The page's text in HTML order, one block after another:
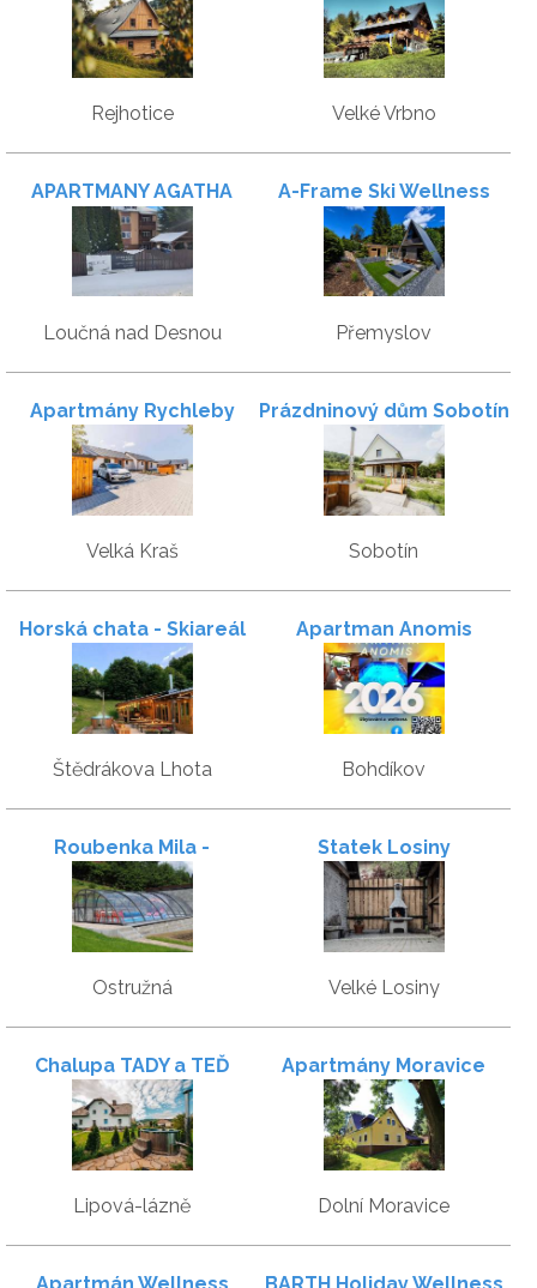
Rejhotice Velké Vrbno
APARTMANY AGATHA
Loučná nad Desnou
A-Frame Ski Wellness
Přemyslov
Přemyslov
Apartmány Rychleby
Velká Kraš
Prázdninový dům Sobotín
Sobotín
Horská chata - Skiareál
Turek
Štědrákova Lhota
Apartman Anomis
Bohdíkov
Roubenka Mila -
apartmány
Ostružná
Statek Losiny
Velké Losiny
Chalupa TADY a TEĎ
Lipová-lázně
Apartmány Moravice
Dolní Moravice